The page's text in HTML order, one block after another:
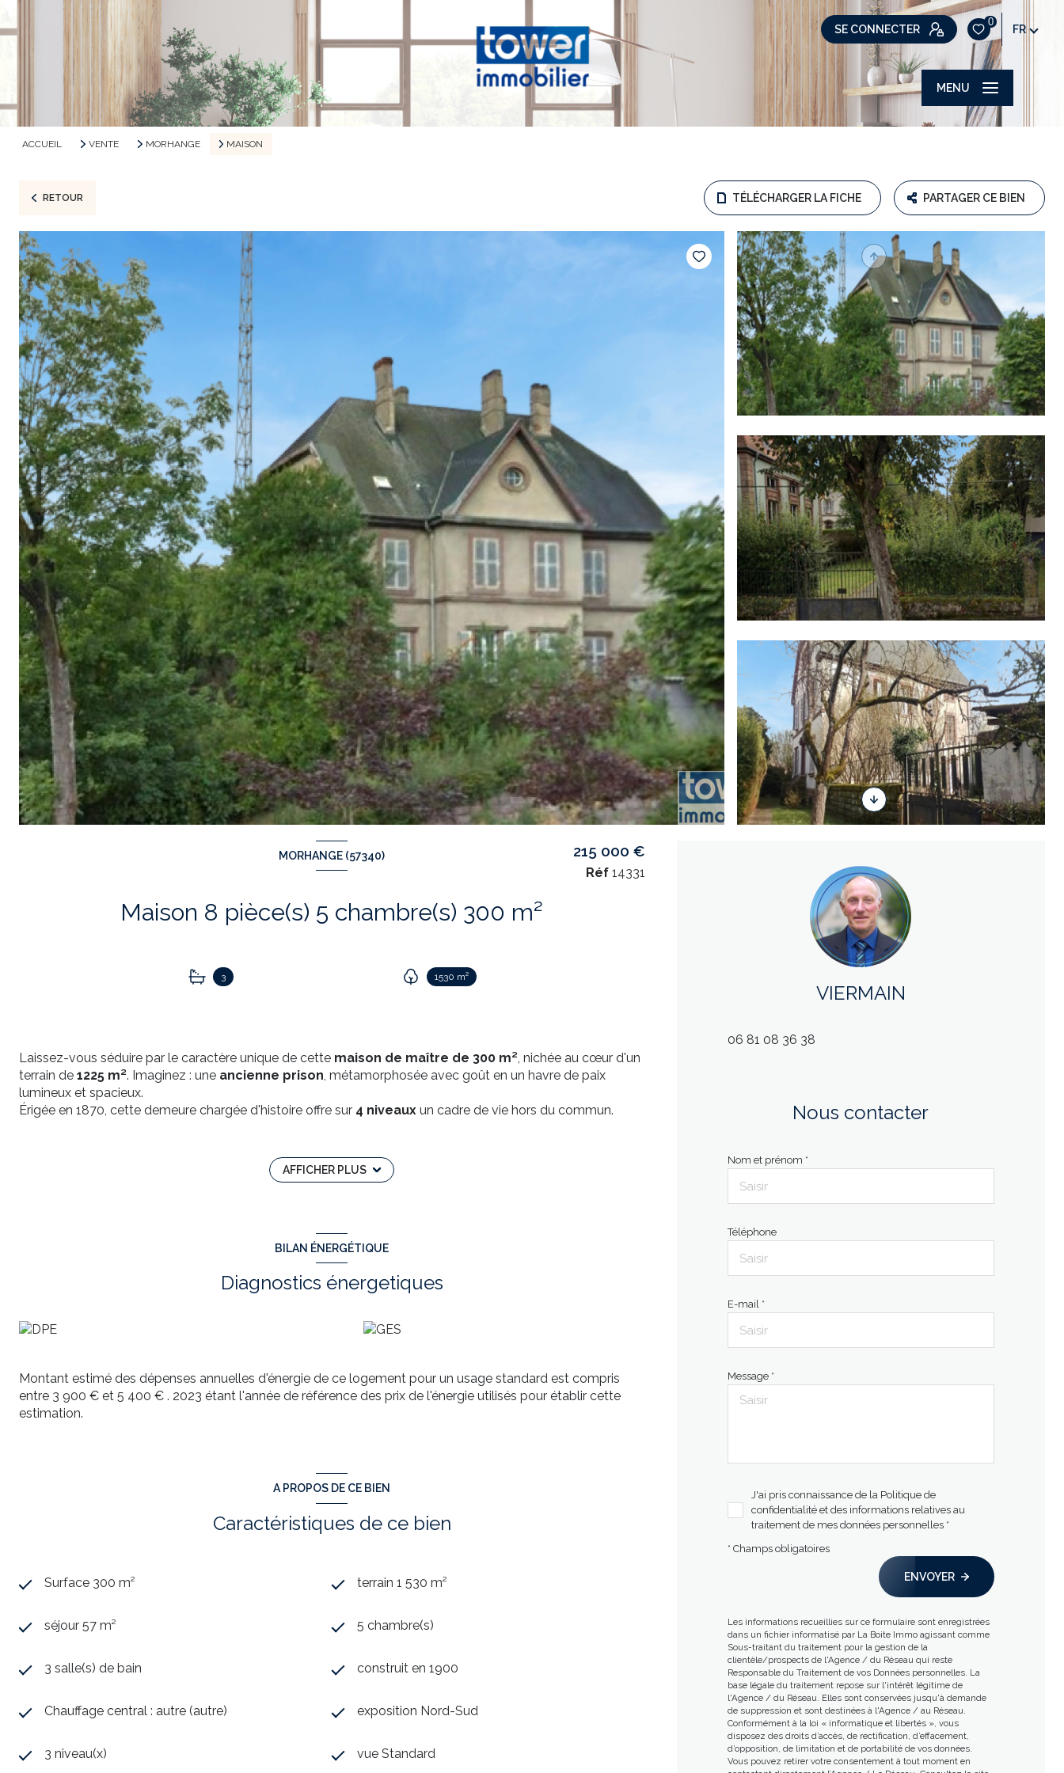
SE CONNECTER
0
FR
MENU
ACCUEIL VENTE MORHANGE MAISON
RETOUR TÉLÉCHARGER LA FICHE PARTAGER CE BIEN
MORHANGE (57340)
Maison 8 pièce(s) 5 chambre(s) 300 m²
3 1530 m²
215 000 €
Réf 14331
Laissez-vous séduire par le caractère unique de cette maison de maître de 300 m², nichée au cœur d'un
terrain de 1225 m². Imaginez : une ancienne prison, métamorphosée avec goût en un havre de paix
lumineux et spacieux.
Érigée en 1870, cette demeure chargée d'histoire offre sur 4 niveaux un cadre de vie hors du commun.
, dont unesuite parentale
pour des instants de quiétude. Une salle d'eau avec douche et trois WC complètent les commodités.
Le potentiel de cette propriété ne s'arrête pas là : ungrenieret des
n'attendent que vos idées pour se transformer. Les amateurs de bons vins apprécieront la
terrasse
, aménagé sur l'ancienne promenade des prisonniers, vous offrira des moments de détente
insolites.
Surface habitable généreuse de 300 m²
5 chambres, dont une suite parentale
Grand salon, salle à manger et bureau
Exposition nord-sud pour une belle luminosité
Ce bien d'exception, avec son histoire fascinante et son potentiel d'aménagement, est idéal pour les
coup de cœur !
Les informations sur les risques auxquels ce bien est exposé sont disponible sur le site
Annonce immobilière rédigée sous la responsabilité éditoriale de Christian VIERMAIN – RSAC
N°878 051 325 – METZ – Annonce proposée par un agent commercial.
AFFICHER PLUS
BILAN ÉNERGÉTIQUE
Diagnostics énergetiques
Montant estimé des dépenses annuelles d'énergie de ce logement pour un usage standard est compris
entre 3 900 € et 5 400 € . 2023 étant l'année de référence des prix de l'énergie utilisés pour établir cette
estimation.
A PROPOS DE CE BIEN
Caractéristiques de ce bien
Surface 300 m² terrain 1 530 m²
séjour 57 m² 5 chambre(s)
3 salle(s) de bain construit en 1900
Chauffage central : autre (autre) exposition Nord-Sud
3 niveau(x) vue Standard
VIERMAIN
06 81 08 36 38
Nous contacter
Nom et prénom *
Téléphone
E-mail *
Message *
J'ai pris connaissance de la Politique de
confidentialité et des informations relatives au
traitement de mes données personnelles *
* Champs obligatoires
ENVOYER
Les informations recueillies sur ce formulaire sont enregistrées
dans un fichier informatisé par La Boite Immo agissant comme
Sous-traitant du traitement pour la gestion de la
clientèle/prospects de l'Agence / du Réseau qui reste
Responsable du Traitement de vos Données personnelles. La
base légale du traitement repose sur l'intérêt légitime de
l'Agence / du Réseau. Elles sont conservées jusqu'à demande
de suppression et sont destinées à l'Agence / au Réseau.
Conformément à la loi « informatique et libertés », vous
disposez des droits d’accès, de rectification, d’effacement,
d’opposition, de limitation et de portabilité de vos données.
Vous pouvez retirer votre consentement à tout moment en